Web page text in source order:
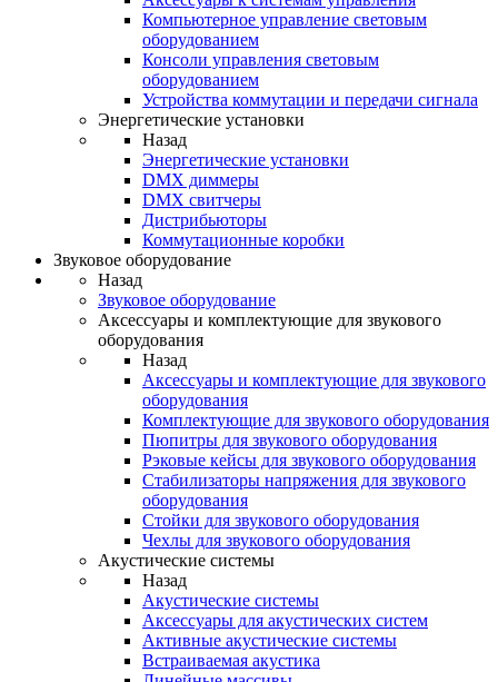
Компьютерное управление световым
оборудованием
Консоли управления световым
оборудованием
Устройства коммутации и передачи сигнала
Энергетические установки
Назад
Энергетические установки
DMX диммеры
DMX свитчеры
Дистрибьюторы
Коммутационные коробки
Звуковое оборудование
Назад
Звуковое оборудование
Аксессуары и комплектующие для звукового
оборудования
Назад
Аксессуары и комплектующие для звукового
оборудования
Комплектующие для звукового оборудования
Пюпитры для звукового оборудования
Рэковые кейсы для звукового оборудования
Стабилизаторы напряжения для звукового
оборудования
Стойки для звукового оборудования
Чехлы для звукового оборудования
Акустические системы
Назад
Акустические системы
Аксессуары для акустических систем
Активные акустические системы
Встраиваемая акустика